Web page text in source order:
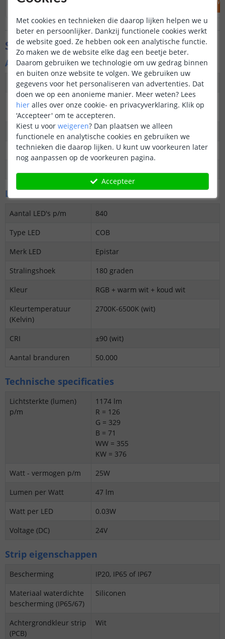
Specificaties
Algemene kenmerken
Dimbaar
Ja
3M plakstrip over de
gehele lengte
Ja
Garantie
5 jaar
Op maat te knippen
24V: elke 3,6 cm
LED's en licht
Aantal LED's p/m
840
Type LED
COB
Merk LED
Epistar
Stralingshoek
180 graden
Kleur
RGB + warm wit + koud wit
Kleurtemperatuur
(Kelvin)
2700K-6500K (wit)
CRI
±90 (wit)
Aantal branduren
50.000
Technische specificaties
Lichtsterkte (lumen)
p/m
1174 lm
R = 126
G = 329
B = 71
WW = 355
KW = 376
Watt - vermogen p/m
25W
Lumen per Watt
47 lm
Watt per LED
0.03W
Voltage (DC)
24V
Strip eigenschappen
Bescherming
IP20, IP65 of IP67
Materiaal waterdichte
bescherming (IP65/67)
Siliconen
Achtergrondkleur strip
(PCB)
Wit
Met cookies en technieken die daarop lijken helpen we u
beter en persoonlijker. Dankzij functionele cookies werkt
de website goed. Ze hebben ook een analytische functie.
Zo maken we de website elke dag een beetje beter.
Daarom gebruiken we technologie om uw gedrag binnen
en buiten onze website te volgen. We gebruiken uw
gegevens voor het personaliseren van advertenties. Dat
doen we op een anonieme manier. Meer weten? Lees
hier alles over onze cookie- en privacyverklaring. Klik op
'Accepteer' om te accepteren.
Kiest u voor weigeren? Dan plaatsen we alleen
functionele en analytische cookies en gebruiken we
technieken die daarop lijken. U kunt uw voorkeuren later
nog aanpassen op de voorkeuren pagina.
Accepteer